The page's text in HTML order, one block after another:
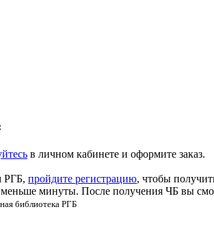
в личном кабинете и оформите заказ.
РГБ, пройдите регистрацию, чтобы
минуты. После получения ЧБ вы
библиотека РГБ